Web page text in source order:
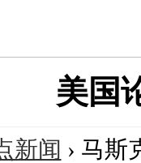
美国
新闻 › 马斯